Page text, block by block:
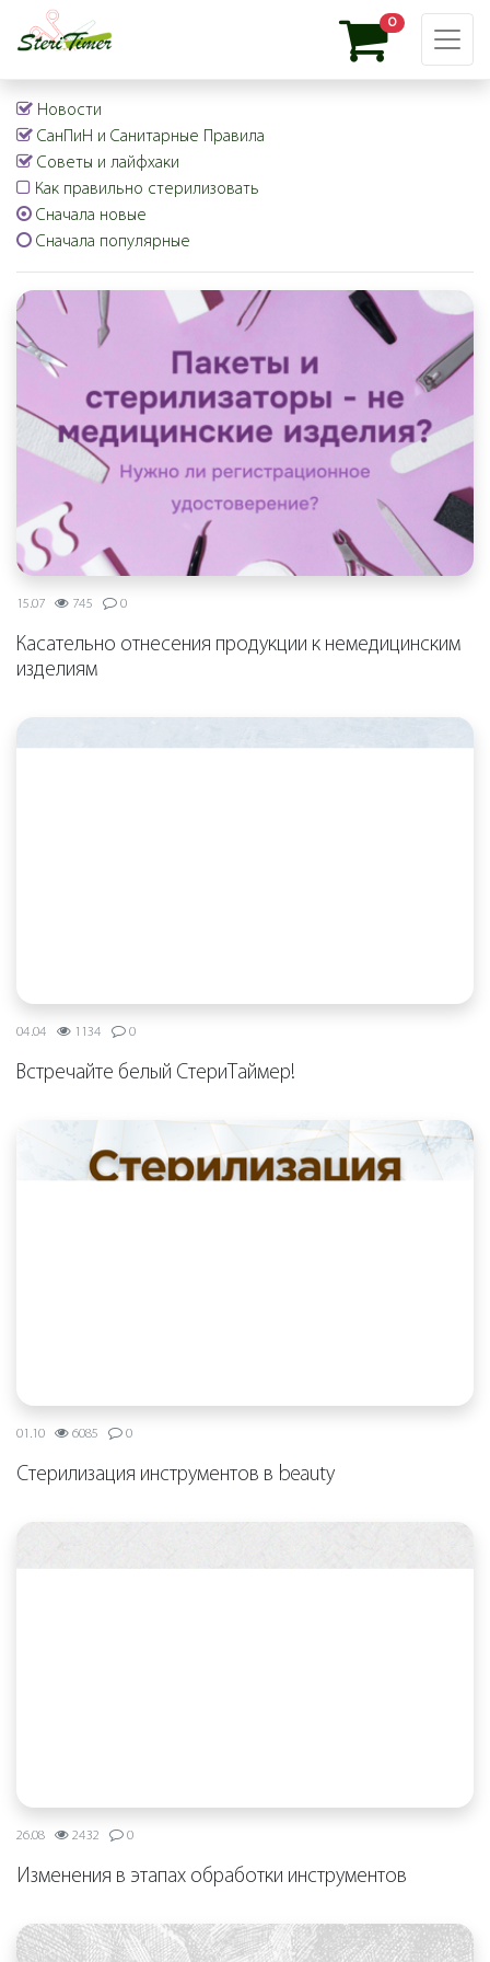
0
Новости
СанПиН и Санитарные Правила
Советы и лайфхаки
Как правильно стерилизовать
Сначала новые
Сначала популярные
15.07 745 0
Касательно отнесения продукции к немедицинским
изделиям
04.04 1134 0
Встречайте белый СтериТаймер!
01.10 6085 0
Стерилизация инструментов в beauty
26.08 2432 0
Изменения в этапах обработки инструментов